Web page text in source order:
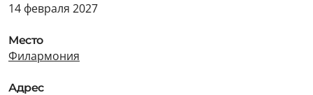
14 февраля 2027
Место
Филармония
Адрес